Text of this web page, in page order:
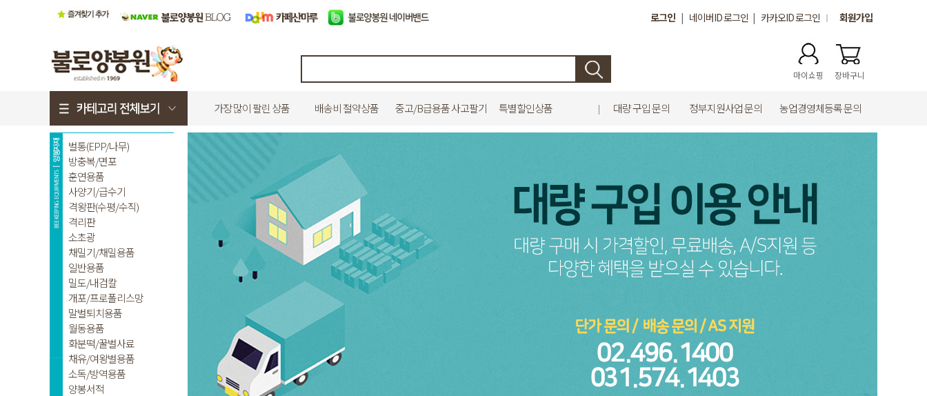
로그인 | 네이버ID 로그인 | 카카오ID 로그인 회원가입
마이쇼핑 장바구니
가장 많이 팔린 상품 배송비 절약상품 중고/B급용품 사고팔기 특별할인상품 | 대량 구입 문의 정부지원사업 문의 농업경영체등록 문의